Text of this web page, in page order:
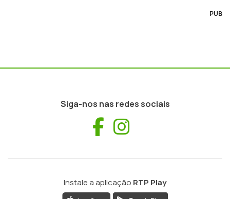
PUB
Siga-nos nas redes sociais
Facebook
Instale a aplicação RTP Play